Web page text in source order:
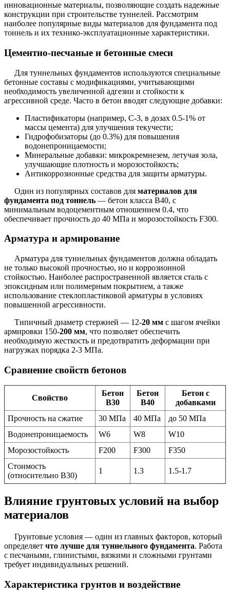
инновационные материалы, позволяющие создать надежные
конструкции при строительстве туннелей. Рассмотрим
наиболее популярные виды материалов для фундамента под
тоннель и их технико-эксплуатационные характеристики.
Цементно-песчаные и бетонные смеси
Для туннельных фундаментов используются специальные
бетонные составы с модификациями, учитывающими
необходимость увеличенной адгезии и стойкости к
агрессивной среде. Часто в бетон вводят следующие добавки:
Пластификаторы (например, С-3, в дозах 0.5-1% от
массы цемента) для улучшения текучести;
Гидрофобизаторы (до 0.3%) для повышения
водонепроницаемости;
Минеральные добавки: микрокремнезем, летучая зола,
улучшающие плотность и морозостойкость;
Антикоррозионные средства для защиты арматуры.
Один из популярных составов для материалов для
фундамента под тоннель — бетон класса В40, с
минимальным водоцементным отношением 0.4, что
обеспечивает прочность до 40 МПа и морозостойкость F300.
Арматура и армирование
Арматура для туннельных фундаментов должна обладать
не только высокой прочностью, но и коррозионной
стойкостью. Наиболее распространенной является сталь с
эпоксидным или полимерным покрытием, а также
использование стеклопластиковой арматуры в условиях
повышенной агрессивности.
Типичный диаметр стержней — 12-20 мм с шагом ячейки
армировки 150-200 мм, что позволяет обеспечить
необходимую жесткость и предотвратить деформации при
нагрузках порядка 2-3 МПа.
Сравнение свойств бетонов
Свойство
Бетон
В30
Бетон
В40
Бетон с
добавками
Прочность на сжатие
30 МПа 40 МПа
до 50 МПа
Водонепроницаемость
W6 W8
W10
Морозостойкость
F200 F300
F350
Стоимость
(относительно В30)
1 1.3 1.5-1.7
Влияние грунтовых условий на выбор
материалов
Грунтовые условия — один из главных факторов, который
определяет что лучше для туннельного фундамента. Работа
с песчаными, глинистыми, вязкими и сложными грунтами
требует индивидуальных решений.
Характеристика грунтов и воздействие